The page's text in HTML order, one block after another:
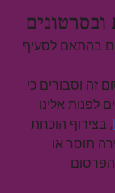
בהתאם לסעיף
זה וסבורים כי
לפנות אלינו
, בצירוף הוכחת
תוסר או